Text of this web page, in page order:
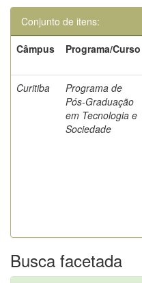
Conjunto de itens:
Câmpus
Programa/Curso
Curitiba
Programa de
Pós-Graduação
em Tecnologia e
Sociedade
Busca facetada